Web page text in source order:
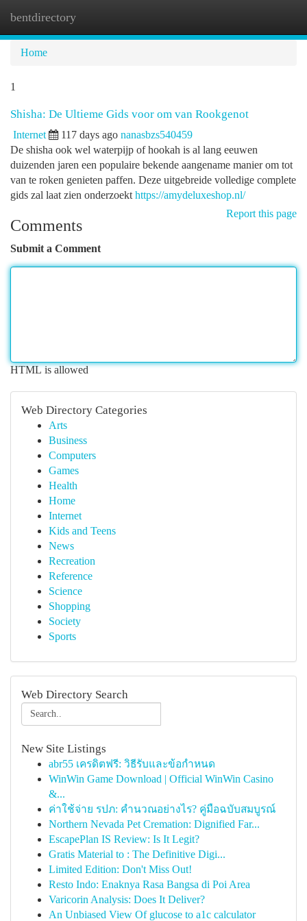
bentdirectory
Home
1
Shisha: De Ultieme Gids voor om van Rookgenot
Internet 117 days ago nanasbzs540459
De shisha ook wel waterpijp of hookah is al lang eeuwen
duizenden jaren een populaire bekende aangename manier om tot
van te roken genieten paffen. Deze uitgebreide volledige complete
gids zal laat zien onderzoekt https://amydeluxeshop.nl/
Report this page
Comments
Submit a Comment
HTML is allowed
Web Directory Categories
Arts
Business
Computers
Games
Health
Home
Internet
Kids and Teens
News
Recreation
Reference
Science
Shopping
Society
Sports
Web Directory Search
New Site Listings
abr55 เครดิตฟรี: วิธีรับและข้อกำหนด
WinWin Game Download | Official WinWin Casino
&...
ค่าใช้จ่าย รปภ: คำนวณอย่างไร? คู่มือฉบับสมบูรณ์
Northern Nevada Pet Cremation: Dignified Far...
EscapePlan IS Review: Is It Legit?
Gratis Material to : The Definitive Digi...
Limited Edition: Don't Miss Out!
Resto Indo: Enaknya Rasa Bangsa di Poi Area
Varicorin Analysis: Does It Deliver?
An Unbiased View Of glucose to a1c calculator